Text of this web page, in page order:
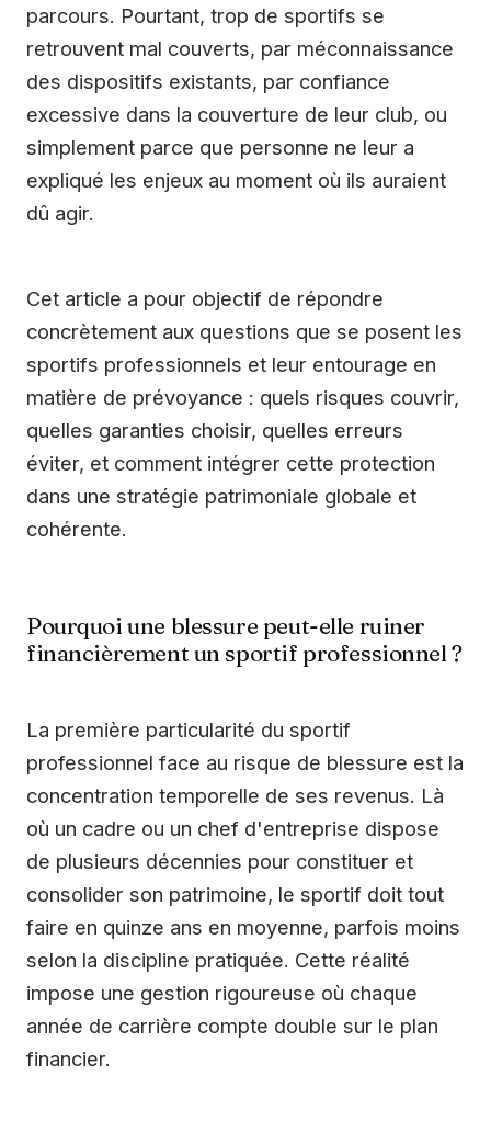
parcours. Pourtant, trop de sportifs se
retrouvent mal couverts, par méconnaissance
des dispositifs existants, par confiance
excessive dans la couverture de leur club, ou
simplement parce que personne ne leur a
expliqué les enjeux au moment où ils auraient
dû agir.
Cet article a pour objectif de répondre
concrètement aux questions que se posent les
sportifs professionnels et leur entourage en
matière de prévoyance : quels risques couvrir,
quelles garanties choisir, quelles erreurs
éviter, et comment intégrer cette protection
dans une stratégie patrimoniale globale et
cohérente.
Pourquoi une blessure peut-elle ruiner
financièrement un sportif professionnel ?
La première particularité du sportif
professionnel face au risque de blessure est la
concentration temporelle de ses revenus. Là
où un cadre ou un chef d'entreprise dispose
de plusieurs décennies pour constituer et
consolider son patrimoine, le sportif doit tout
faire en quinze ans en moyenne, parfois moins
selon la discipline pratiquée. Cette réalité
impose une gestion rigoureuse où chaque
année de carrière compte double sur le plan
financier.